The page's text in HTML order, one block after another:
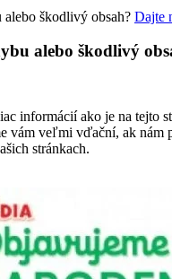
alebo škodlivý obsah? Dajte
alebo škodlivý
informácií ako je na tejto
vám veľmi vďační, ak nám
stránkach.